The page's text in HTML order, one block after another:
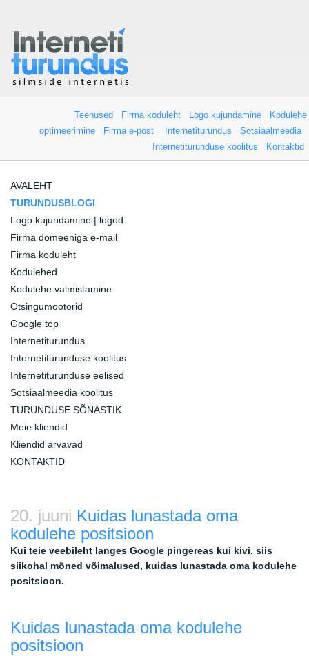
Teenused Firma koduleht Logo kujundamine
Kodulehe
optimeerimine
Firma e-post Internetiturundus
Sotsiaalmeedia
Internetiturunduse koolitus
Kontaktid
AVALEHT
TURUNDUSBLOGI
Logo kujundamine | logod
Firma domeeniga e-mail
Firma koduleht
Kodulehed
Kodulehe valmistamine
Otsingumootorid
Google top
Internetiturundus
Internetiturunduse koolitus
Internetiturunduse eelised
Sotsiaalmeedia koolitus
TURUNDUSE SÕNASTIK
Meie kliendid
Kliendid arvavad
KONTAKTID
20. juuni Kuidas lunastada oma
kodulehe positsioon
Kui teie veebileht langes Google pingereas kui kivi, siis
siikohal mõned võimalused, kuidas lunastada oma kodulehe
positsioon.
Kuidas lunastada oma kodulehe
positsioon